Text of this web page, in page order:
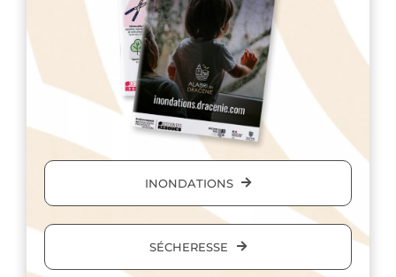
INONDATIONS
SÉCHERESSE